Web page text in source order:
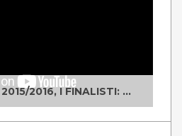
UNO TWO DREI 2015/2016, I FINALISTI: CLASSE IV ALS ISTITUTO "DEGASPERI" BORGO VALSUGANA